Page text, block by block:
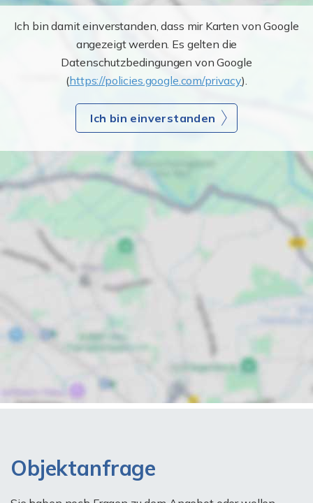
Ich bin damit einverstanden, dass mir Karten von Google
angezeigt werden. Es gelten die
Datenschutzbedingungen von Google
(https://policies.google.com/privacy).
Ich bin einverstanden
Objektanfrage